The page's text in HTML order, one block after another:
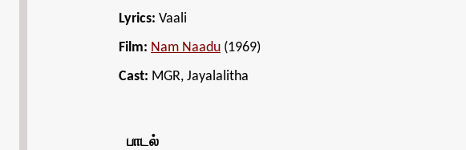
Lyrics: Vaali
Film: Nam Naadu (1969)
Cast: MGR, Jayalalitha
பாடல்